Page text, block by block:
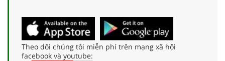
Theo dõi chúng tôi miễn phí trên mạng xã hội
facebook và youtube: